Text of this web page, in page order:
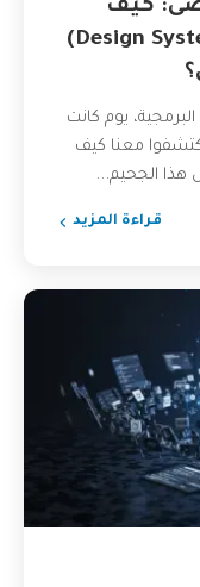
كيف
أنقذنا ‘نظام التصميم’ (Design System)
يوم كانت
معنا كيف
هذا الجحيم...
قراءة المزيد